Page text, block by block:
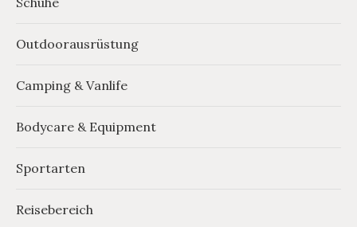
Outdoorausrüstung
Camping & Vanlife
Bodycare & Equipment
Sportarten
Reisebereich